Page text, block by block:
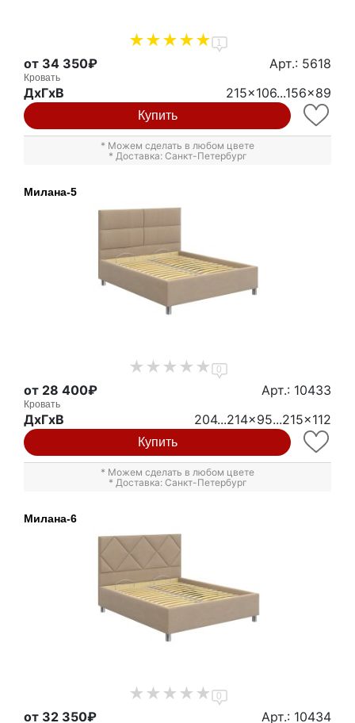
1
от 34 350₽ Арт.: 5618
Кровать
ДxГxВ 215x106...156x89
Купить
* Можем сделать в любом цвете
* Доставка: Санкт-Петербург
Милана-5
0
от 28 400₽ Арт.: 10433
Кровать
ДxГxВ 204...214x95...215x112
Купить
* Можем сделать в любом цвете
* Доставка: Санкт-Петербург
Милана-6
0
от 32 350₽ Арт.: 10434